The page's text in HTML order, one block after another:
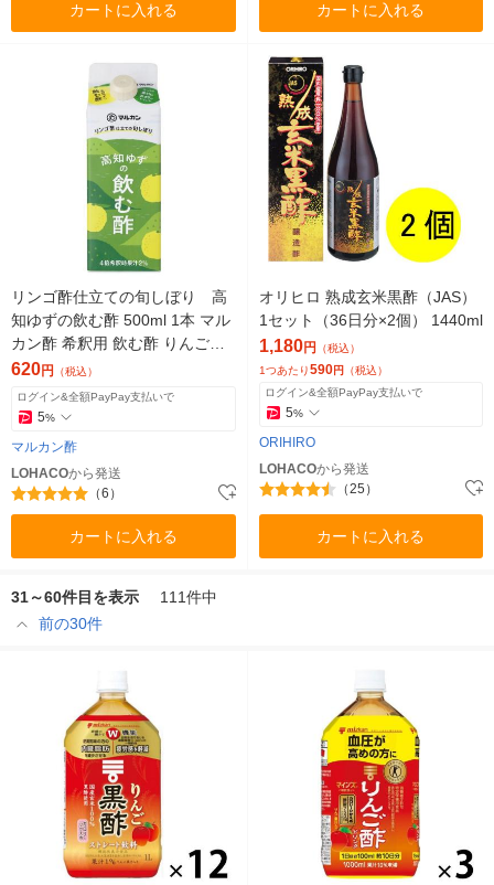
カートに入れる カートに入れる
リンゴ酢仕立ての旬しぼり 高
知ゆずの飲む酢 500ml 1本 マル
カン酢 希釈用 飲む酢 りんご酢
お酢ドリンク 紙パック
620円 （税込）
ログイン&全額PayPay支払いで
5%
マルカン酢
LOHACOから発送
（6）
カートに入れる
オリヒロ 熟成玄米黒酢（JAS）
1セット（36日分×2個） 1440ml
1,180円 （税込）
1つあたり590円 （税込）
ログイン&全額PayPay支払いで
5%
ORIHIRO
LOHACOから発送
（25）
カートに入れる
31～60件目を表示
111件中
前の30件